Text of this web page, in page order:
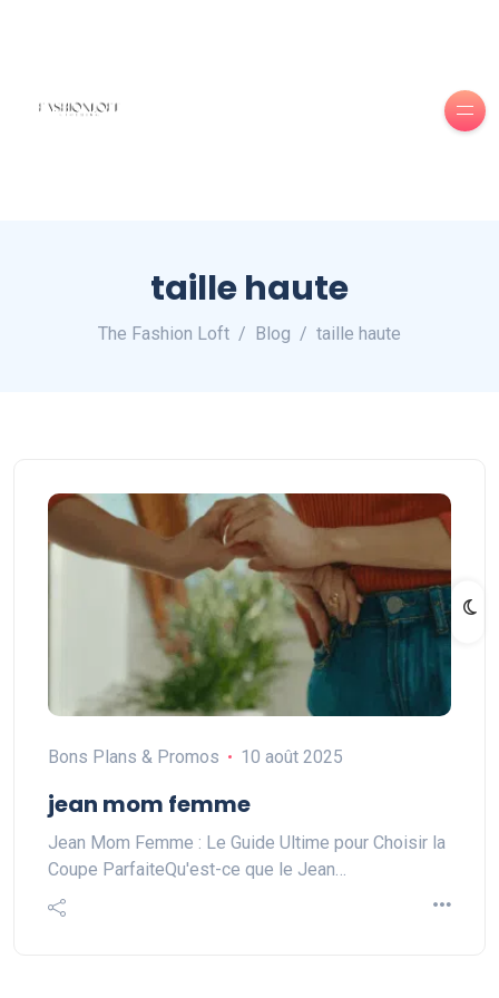
taille haute
The Fashion Loft Blog taille haute
Bons Plans & Promos 10 août 2025
jean mom femme
Jean Mom Femme : Le Guide Ultime pour Choisir la
Coupe ParfaiteQu'est-ce que le Jean…